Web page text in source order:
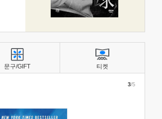
3/5
문구/GIFT 티켓